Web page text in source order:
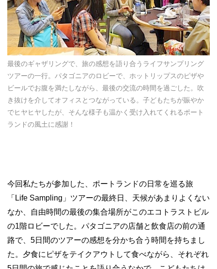
最後のギャザリングで、旅の感想を語り合うライフサンプリング
ツアーの一行。パタゴニアのロビーで、ホットリップスのピザや
ビールでお腹を満たしながら、最後の交流の時間を過ごした。吹
き抜けを介してオフィスとつながっている。子どもたちが賑やか
でヒヤヒヤしたが、そんな様子も温かく受け入れてくれるポート
ランドの風土に感謝！
今回私たちが参加した、ポートランドの日常を巡る旅
「Life Sampling」ツアーの最終日、天候があまりよくない
なか、自由時間の最後の集合場所がこのエコトラストビル
の1階ロビーでした。パタゴニアの店舗と飲食店の前の通
路で、5日間のツアーの感想を分かち合う時間を持ちまし
た。夕食にピザをテイクアウトして食べながら、それぞれ